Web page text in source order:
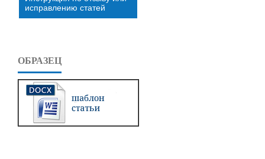
исправлению статей
ОБРАЗЕЦ